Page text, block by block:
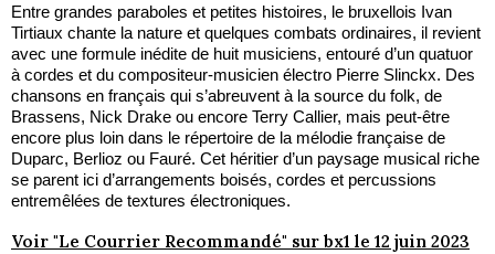
Entre grandes paraboles et petites histoires, le bruxellois Ivan
Tirtiaux chante la nature et quelques combats ordinaires, il revient
avec une formule inédite de huit musiciens, entouré d’un quatuor
à cordes et du compositeur-musicien électro Pierre Slinckx. Des
chansons en français qui s’abreuvent à la source du folk, de
Brassens, Nick Drake ou encore Terry Callier, mais peut-être
encore plus loin dans le répertoire de la mélodie française de
Duparc, Berlioz ou Fauré. Cet héritier d’un paysage musical riche
se parent ici d’arrangements boisés, cordes et percussions
entremêlées de textures électroniques.
Voir "Le Courrier Recommandé" sur bx1 le 12 juin 2023